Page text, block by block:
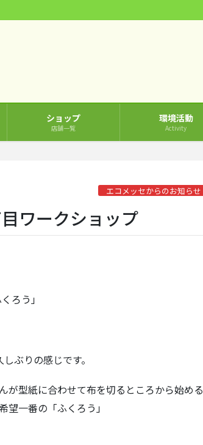
ショップ
店舗一覧
環境活動
Activity
エコメッセからのお知らせ
ワークショップ
ろう」
ぶりの感じです。
が型紙に合わせて布を切るところから始める
望一番の「ふくろう」